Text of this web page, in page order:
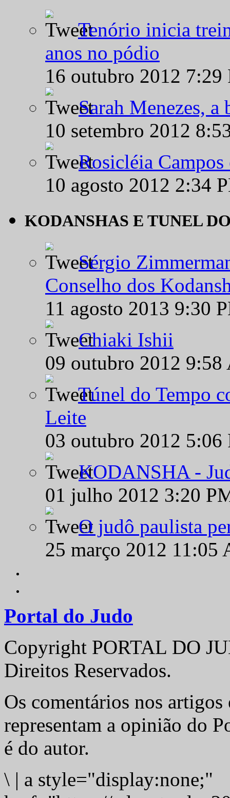
Tenório inicia
anos no pódio
16 outubro 2012
Sarah Menezes,
10 setembro 2012
Rosicléia
10 agosto 2012 2:34
KODANSHAS E TUNEL
Sérgio
Conselho dos
11 agosto 2013 9:30
Chiaki Ishii
09 outubro 2012
Túnel do Tempo
Leite
03 outubro 2012
KODANSHA -
01 julho 2012 3:20
O judô paulista
25 março 2012
Portal do Judo
Copyright PORTAL DO
Direitos Reservados.
Os comentários nos artigos
representam a opinião do
é do autor.
\ | a style="display:none;"